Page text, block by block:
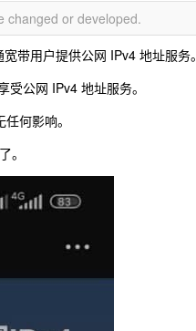
changed or developed.
带用户提供公网 IPv4 地址服务。
公网 IPv4 地址服务。
何影响。
。